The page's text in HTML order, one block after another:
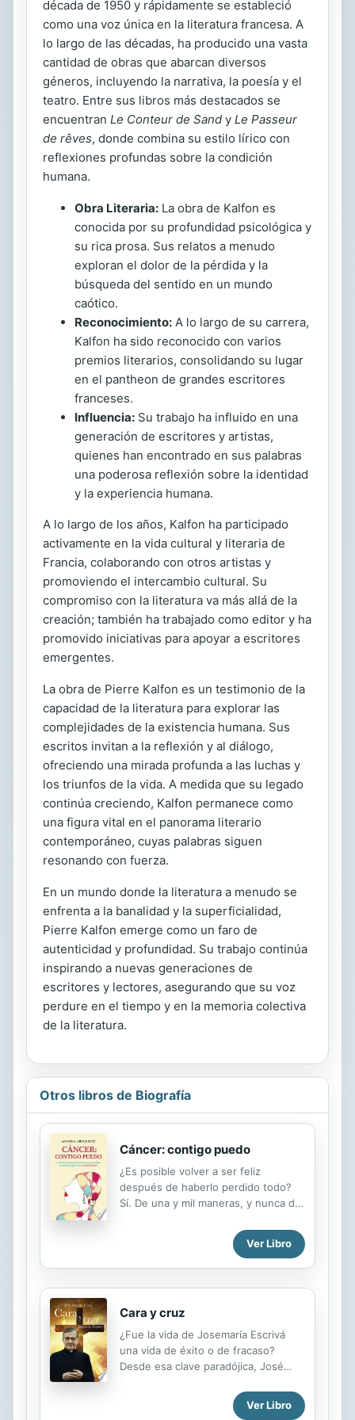
década de 1950 y rápidamente se estableció
como una voz única en la literatura francesa. A
lo largo de las décadas, ha producido una vasta
cantidad de obras que abarcan diversos
géneros, incluyendo la narrativa, la poesía y el
teatro. Entre sus libros más destacados se
encuentran Le Conteur de Sand y Le Passeur
de rêves, donde combina su estilo lírico con
reflexiones profundas sobre la condición
humana.
Obra Literaria: La obra de Kalfon es
conocida por su profundidad psicológica y
su rica prosa. Sus relatos a menudo
exploran el dolor de la pérdida y la
búsqueda del sentido en un mundo
caótico.
Reconocimiento: A lo largo de su carrera,
Kalfon ha sido reconocido con varios
premios literarios, consolidando su lugar
en el pantheon de grandes escritores
franceses.
Influencia: Su trabajo ha influido en una
generación de escritores y artistas,
quienes han encontrado en sus palabras
una poderosa reflexión sobre la identidad
y la experiencia humana.
A lo largo de los años, Kalfon ha participado
activamente en la vida cultural y literaria de
Francia, colaborando con otros artistas y
promoviendo el intercambio cultural. Su
compromiso con la literatura va más allá de la
creación; también ha trabajado como editor y ha
promovido iniciativas para apoyar a escritores
emergentes.
La obra de Pierre Kalfon es un testimonio de la
capacidad de la literatura para explorar las
complejidades de la existencia humana. Sus
escritos invitan a la reflexión y al diálogo,
ofreciendo una mirada profunda a las luchas y
los triunfos de la vida. A medida que su legado
continúa creciendo, Kalfon permanece como
una figura vital en el panorama literario
contemporáneo, cuyas palabras siguen
resonando con fuerza.
En un mundo donde la literatura a menudo se
enfrenta a la banalidad y la superficialidad,
Pierre Kalfon emerge como un faro de
autenticidad y profundidad. Su trabajo continúa
inspirando a nuevas generaciones de
escritores y lectores, asegurando que su voz
perdure en el tiempo y en la memoria colectiva
de la literatura.
Otros libros de Biografía
Cáncer: contigo puedo
¿Es posible volver a ser feliz
después de haberlo perdido todo?
Sí. De una y mil maneras, y nunca de
así sea. Es la idea que nos queda
después de leer el conmovedor
testimonio de esta joven madre a
separarse y con una niña de cinco
años. Una década antes había
perdido en accidente a sus padres y
a su hermana. La resiliencia, esa
situaciones traumáticas, marcará la
vida emocional y física de Annabel,
Ver Libro
Cara y cruz
¿Fue la vida de Josemaría Escrivá
una vida de éxito o de fracaso?
Desde esa clave paradójica, José
analiza la existencia y el mensaje de
este sacerdote canonizado por san
Ver Libro